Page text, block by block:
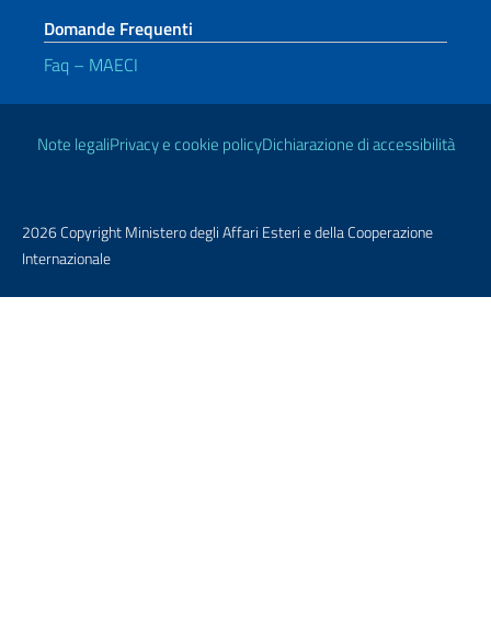
Domande Frequenti
Faq – MAECI
Link Utili
Note legaliPrivacy e cookie policyDichiarazione di accessibilità
2026 Copyright Ministero degli Affari Esteri e della Cooperazione
Internazionale